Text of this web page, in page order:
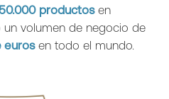
productosen
un volumen de negocio de
eurosen todo el mundo.